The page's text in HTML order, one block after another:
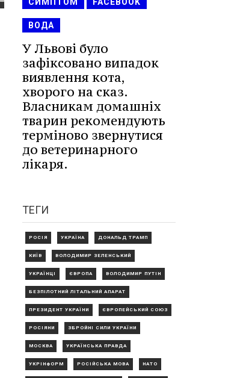
СИМПТОМ FACEBOOK
ВОДА
У Львові було
зафіксовано випадок
виявлення кота,
хворого на сказ.
Власникам домашніх
тварин рекомендують
терміново звернутися
до ветеринарного
лікаря.
ТЕГИ
РОСІЯ УКРАЇНА ДОНАЛЬД ТРАМП
КИЇВ ВОЛОДИМИР ЗЕЛЕНСЬКИЙ
УКРАЇНЦІ ЄВРОПА ВОЛОДИМИР ПУТІН
БЕЗПІЛОТНИЙ ЛІТАЛЬНИЙ АПАРАТ
ПРЕЗИДЕНТ УКРАЇНИ ЄВРОПЕЙСЬКИЙ СОЮЗ
РОСІЯНИ ЗБРОЙНІ СИЛИ УКРАЇНИ
МОСКВА УКРАЇНСЬКА ПРАВДА
УКРІНФОРМ РОСІЙСЬКА МОВА НАТО